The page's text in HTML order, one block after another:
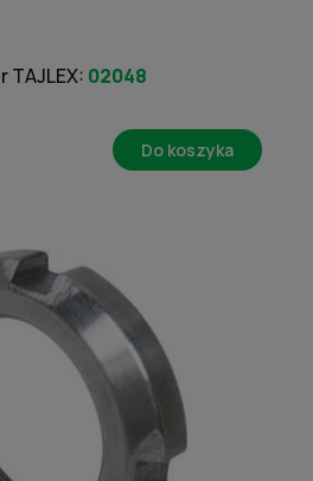
TAJLEX: 02048
Do koszyka